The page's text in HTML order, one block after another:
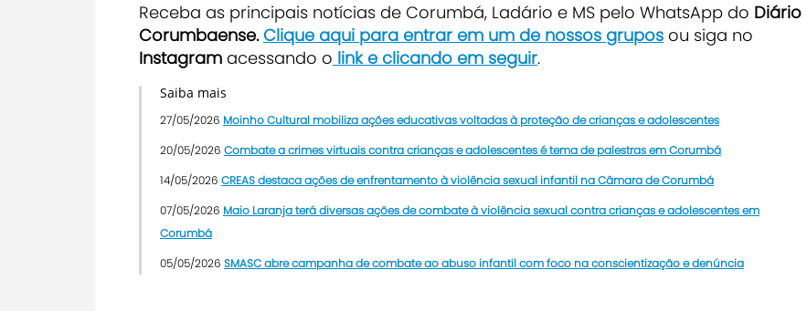
Receba as principais notícias de Corumbá, Ladário e MS pelo WhatsApp do Diário
Corumbaense.Clique aqui para entrar em um de nossos grupos ou siga no
Instagram acessando o link e clicando em seguir.
Saiba mais
27/05/2026 Moinho Cultural mobiliza ações educativas voltadas à proteção de crianças e adolescentes
20/05/2026 Combate a crimes virtuais contra crianças e adolescentes é tema de palestras em Corumbá
14/05/2026 CREAS destaca ações de enfrentamento à violência sexual infantil na Câmara de Corumbá
07/05/2026 Maio Laranja terá diversas ações de combate à violência sexual contra crianças e adolescentes em
Corumbá
05/05/2026 SMASC abre campanha de combate ao abuso infantil com foco na conscientização e denúncia